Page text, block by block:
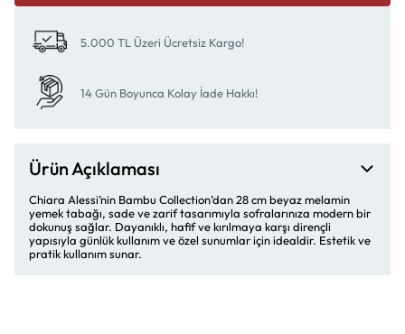
5.000 TL Üzeri Ücretsiz Kargo!
14 Gün Boyunca Kolay İade Hakkı!
Ürün Açıklaması
Chiara Alessi’nin Bambu Collection’dan 28 cm beyaz melamin
yemek tabağı, sade ve zarif tasarımıyla sofralarınıza modern bir
dokunuş sağlar. Dayanıklı, hafif ve kırılmaya karşı dirençli
yapısıyla günlük kullanım ve özel sunumlar için idealdir. Estetik ve
pratik kullanım sunar.